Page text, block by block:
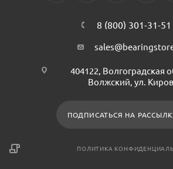
8 (800) 301-31-51
404122, Волгоградская
Волжский, ул.
ПОДПИСАТЬСЯ НА
ПОЛИТИКА